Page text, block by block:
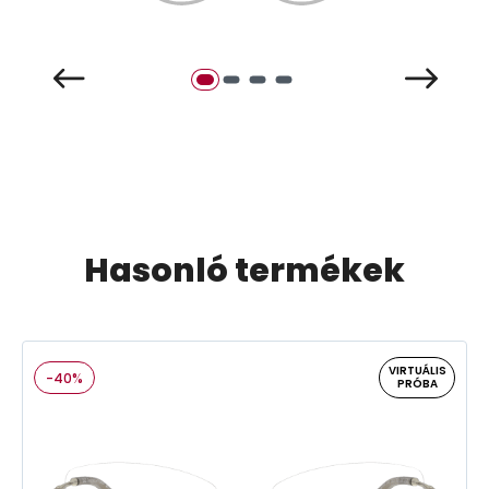
Hasonló termékek
-40%
VIRTUÁLIS
PRÓBA